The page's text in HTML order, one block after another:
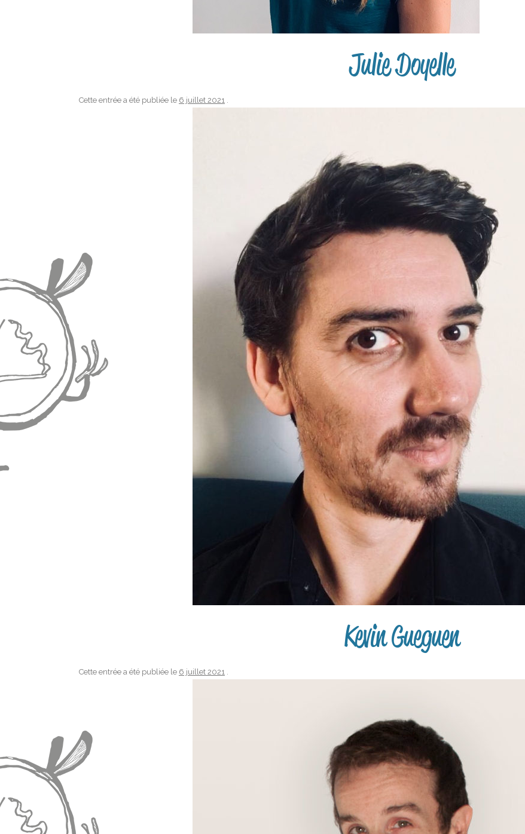
Julie Doyelle
Cette entrée a été publiée le 6 juillet 2021 .
Kevin Gueguen
Cette entrée a été publiée le 6 juillet 2021 .